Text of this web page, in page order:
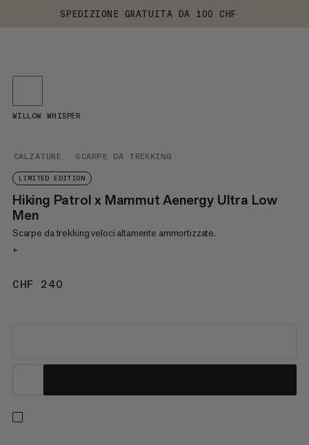
SPEDIZIONE GRATUITA DA 100 CHF
CALZATURE SCARPE DA TREKKING
LIMITED EDITION
Hiking Patrol x Mammut Aenergy Ultra Low
Men
Scarpe da trekking veloci altamente ammortizzate.
+
CHF 240
WILLOW WHISPER